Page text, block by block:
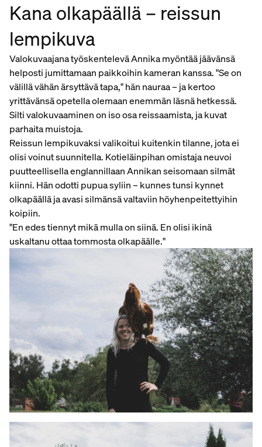
Kana olkapäällä – reissun
lempikuva
Valokuvaajana työskentelevä Annika myöntää jäävänsä
helposti jumittamaan paikkoihin kameran kanssa. "Se on
välillä vähän ärsyttävä tapa," hän nauraa – ja kertoo
yrittävänsä opetella olemaan enemmän läsnä hetkessä.
Silti valokuvaaminen on iso osa reissaamista, ja kuvat
parhaita muistoja.
Reissun lempikuvaksi valikoitui kuitenkin tilanne, jota ei
olisi voinut suunnitella. Kotieläinpihan omistaja neuvoi
puutteellisella englannillaan Annikan seisomaan silmät
kiinni. Hän odotti pupua syliin – kunnes tunsi kynnet
olkapäällä ja avasi silmänsä valtaviin höyhenpeitettyihin
koipiin.
"En edes tiennyt mikä mulla on siinä. En olisi ikinä
uskaltanu ottaa tommosta olkapäälle."